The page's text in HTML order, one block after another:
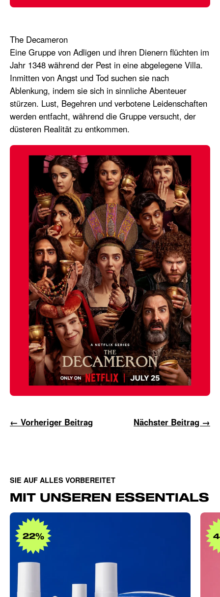
The Decameron
Eine Gruppe von Adligen und ihren Dienern flüchten im
Jahr 1348 während der Pest in eine abgelegene Villa.
Inmitten von Angst und Tod suchen sie nach
Ablenkung, indem sie sich in sinnliche Abenteuer
stürzen. Lust, Begehren und verbotene Leidenschaften
werden entfacht, während die Gruppe versucht, der
düsteren Realität zu entkommen.
← Vorheriger Beitrag Nächster Beitrag →
SIE AUF ALLES VORBEREITET
MIT UNSEREN ESSENTIALS
22%